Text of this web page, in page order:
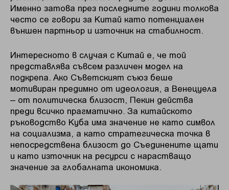
Именно затова през последните години толкова
често се говори за Китай като потенциален
външен партньор и източник на стабилност.
Интересното в случая с Китай е, че той
представлява съвсем различен модел на
подкрепа. Ако Съветският съюз беше
мотивиран предимно от идеология, а Венецуела
– от политическа близост, Пекин действа
преди всичко прагматично. За китайското
ръководство Куба има значение не като символ
на социализма, а като стратегическа точка в
непосредствена близост до Съединените щати
и като източник на ресурси с нарастващо
значение за глобалната икономика.